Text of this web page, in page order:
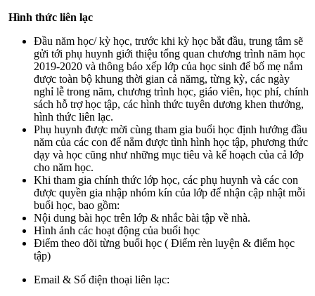
Hình thức liên lạc
Đầu năm học/ kỳ học, trước khi kỳ học bắt đầu, trung tâm sẽ
gửi tới phụ huynh giới thiệu tổng quan chương trình năm học
2019-2020 và thông báo xếp lớp của học sinh để bố mẹ nắm
được toàn bộ khung thời gian cả nămg, từng kỳ, các ngày
nghỉ lễ trong năm, chương trình học, giáo viên, học phí, chính
sách hỗ trợ học tập, các hình thức tuyên dương khen thưởng,
hình thức liên lạc.
Phụ huynh được mời cùng tham gia buổi học định hướng đầu
năm của các con để nắm được tình hình học tập, phương thức
dạy và học cũng như những mục tiêu và kế hoạch của cả lớp
cho năm học.
Khi tham gia chính thức lớp học, các phụ huynh và các con
được quyền gia nhập nhóm kín của lớp để nhận cập nhật mỗi
buổi học, bao gồm:
Nội dung bài học trên lớp & nhắc bài tập về nhà.
Hình ảnh các hoạt động của buổi học
Điểm theo dõi từng buổi học ( Điểm rèn luyện & điểm học
tập)
Email & Số điện thoại liên lạc: